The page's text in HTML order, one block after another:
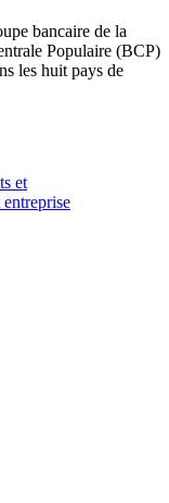
bancaire de la
Populaire (BCP)
les huit pays de
et